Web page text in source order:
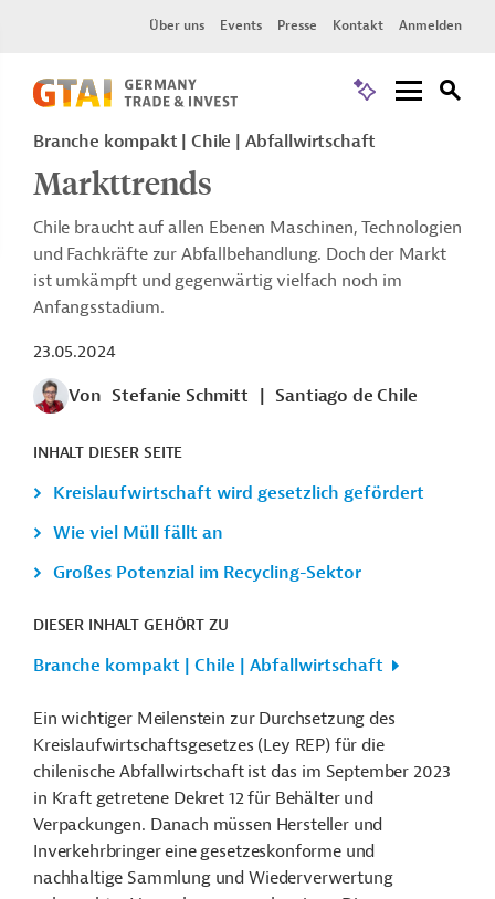
Über uns Events Presse Kontakt Anmelden
Branche kompakt | Chile | Abfallwirtschaft
Markttrends
Chile braucht auf allen Ebenen Maschinen, Technologien
und Fachkräfte zur Abfallbehandlung. Doch der Markt
ist umkämpft und gegenwärtig vielfach noch im
Anfangsstadium.
23.05.2024
Von Stefanie Schmitt Santiago de Chile
INHALT DIESER SEITE
Kreislaufwirtschaft wird gesetzlich gefördert
Wie viel Müll fällt an
Großes Potenzial im Recycling-Sektor
DIESER INHALT GEHÖRT ZU
Branche kompakt | Chile | Abfallwirtschaft
Ein wichtiger Meilenstein zur Durchsetzung des
Kreislaufwirtschaftsgesetzes (Ley REP) für die
chilenische Abfallwirtschaft ist das im September 2023
in Kraft getretene Dekret 12 für Behälter und
Verpackungen. Danach müssen Hersteller und
Inverkehrbringer eine gesetzeskonforme und
nachhaltige Sammlung und Wiederverwertung